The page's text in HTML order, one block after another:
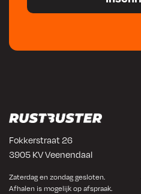
Fokkerstraat 26
3905 KV Veenendaal
Zaterdag en zondag gesloten.
Afhalen is mogelijk op afspraak.